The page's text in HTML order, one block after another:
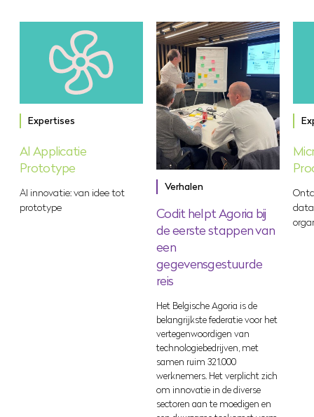
Expertises
AI Applicatie
Prototype
AI innovatie: van idee tot
prototype
Verhalen
Codit helpt Agoria bij
de eerste stappen van
een
gegevensgestuurde
reis
Het Belgische Agoria is de
belangrijkste federatie voor het
vertegenwoordigen van
technologiebedrijven, met
samen ruim 321.000
werknemers. Het verplicht zich
om innovatie in de diverse
sectoren aan te moedigen en